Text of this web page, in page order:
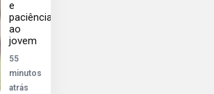
e
paciência
ao
jovem
55
minutos
atrás